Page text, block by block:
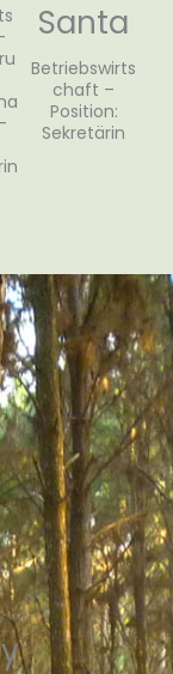
Santa
Betriebswirts
chaft –
Position:
Sekretärin